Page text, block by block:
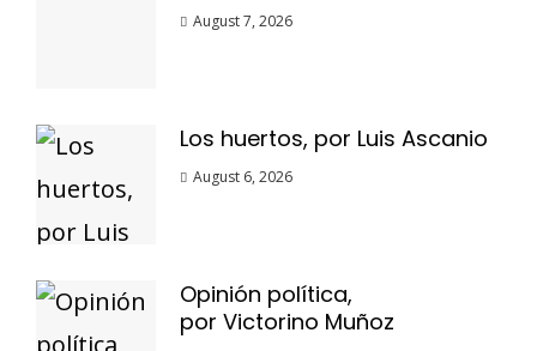
August 7, 2026
Los huertos, por Luis Ascanio
August 6, 2026
Opinión política,
por Victorino Muñoz